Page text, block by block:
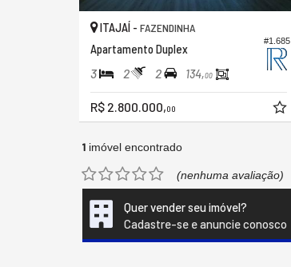
#1.685
ITAJAÍ - FAZENDINHA
Apartamento Duplex
3 2 2 134,00
R$ 2.800.000,00
1 imóvel encontrado
(nenhuma avaliação)
Quer vender seu imóvel?
Cadastre-se e anuncie conosco